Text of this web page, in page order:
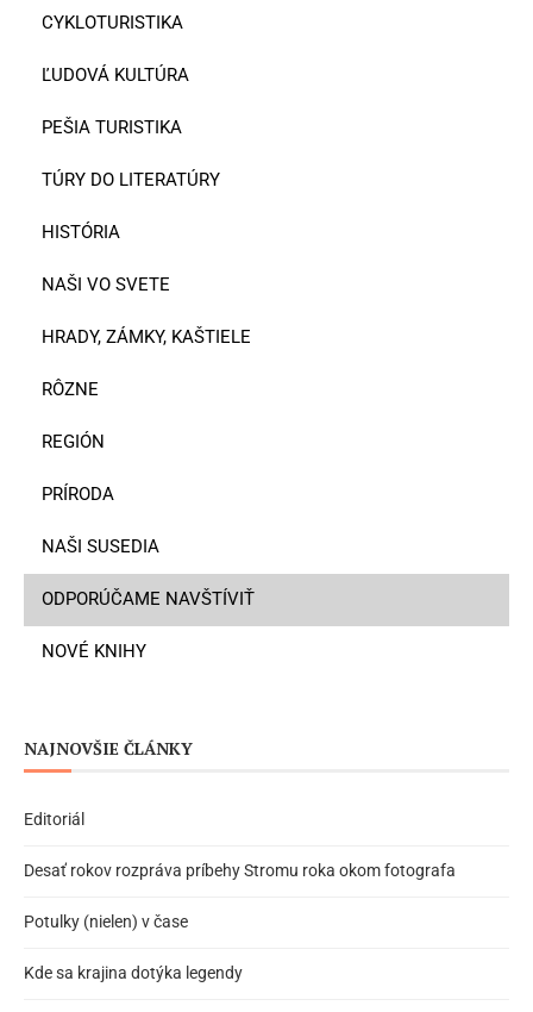
CYKLOTURISTIKA
ĽUDOVÁ KULTÚRA
PEŠIA TURISTIKA
TÚRY DO LITERATÚRY
HISTÓRIA
NAŠI VO SVETE
HRADY, ZÁMKY, KAŠTIELE
RÔZNE
REGIÓN
PRÍRODA
NAŠI SUSEDIA
ODPORÚČAME NAVŠTÍVIŤ
NOVÉ KNIHY
NAJNOVŠIE ČLÁNKY
Editoriál
Desať rokov rozpráva príbehy Stromu roka okom fotografa
Potulky (nielen) v čase
Kde sa krajina dotýka legendy